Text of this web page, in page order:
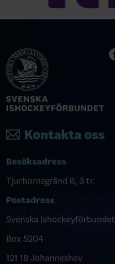
Kontakta oss
Besöksadress
Tjurhornsgränd 6, 3 tr.
Postadress
Svenska Ishockeyförbundet
Box 5204
121 18 Johanneshov